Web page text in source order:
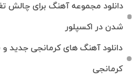
شدن در اکسپلور
دانلود آهنگ‌ های کرمانجی جدید
کرمانجی